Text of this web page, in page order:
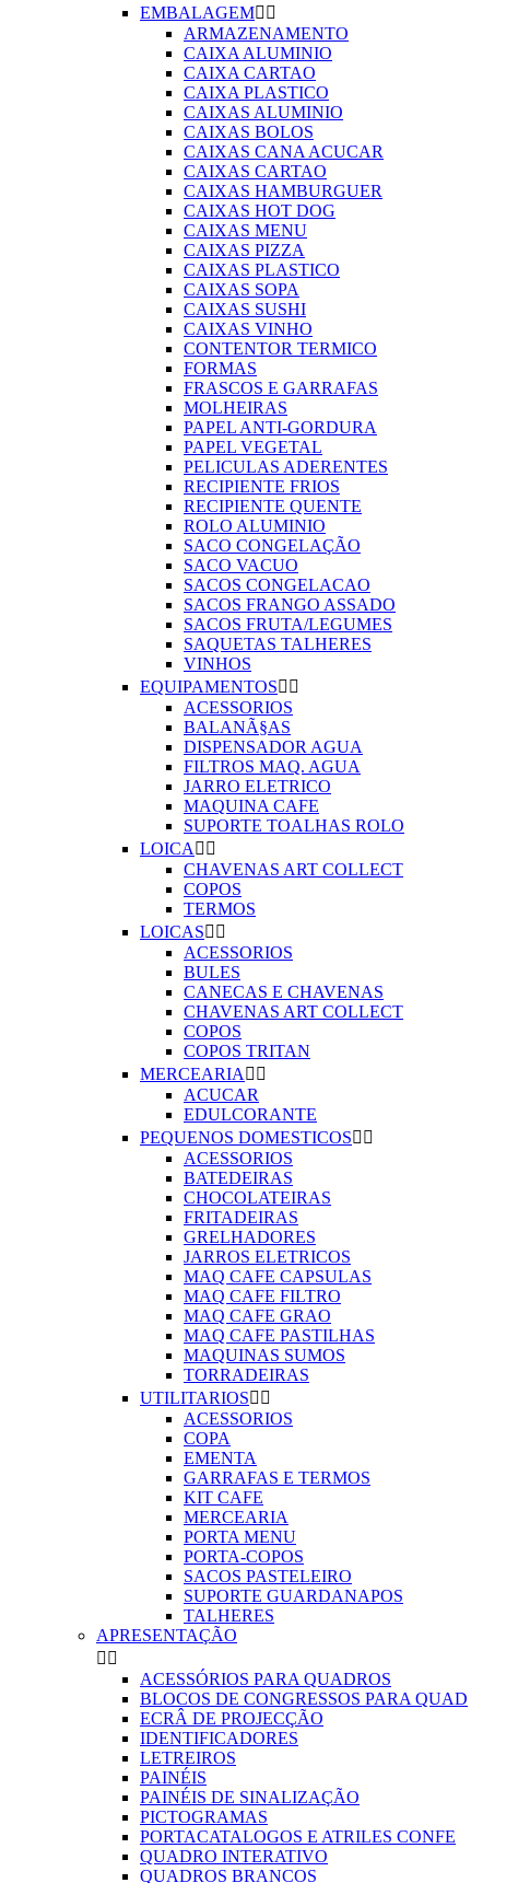
EMBALAGEM 
ARMAZENAMENTO
CAIXA ALUMINIO
CAIXA CARTAO
CAIXA PLASTICO
CAIXAS ALUMINIO
CAIXAS BOLOS
CAIXAS CANA ACUCAR
CAIXAS CARTAO
CAIXAS HAMBURGUER
CAIXAS HOT DOG
CAIXAS MENU
CAIXAS PIZZA
CAIXAS PLASTICO
CAIXAS SOPA
CAIXAS SUSHI
CAIXAS VINHO
CONTENTOR TERMICO
FORMAS
FRASCOS E GARRAFAS
MOLHEIRAS
PAPEL ANTI-GORDURA
PAPEL VEGETAL
PELICULAS ADERENTES
RECIPIENTE FRIOS
RECIPIENTE QUENTE
ROLO ALUMINIO
SACO CONGELAÇÃO
SACO VACUO
SACOS CONGELACAO
SACOS FRANGO ASSADO
SACOS FRUTA/LEGUMES
SAQUETAS TALHERES
VINHOS
EQUIPAMENTOS 
ACESSORIOS
BALANÃ§AS
DISPENSADOR AGUA
FILTROS MAQ. AGUA
JARRO ELETRICO
MAQUINA CAFE
SUPORTE TOALHAS ROLO
LOICA  
CHAVENAS ART COLLECT
COPOS
TERMOS
LOICAS 
ACESSORIOS
BULES
CANECAS E CHAVENAS
CHAVENAS ART COLLECT
COPOS
COPOS TRITAN
MERCEARIA  
ACUCAR
EDULCORANTE
PEQUENOS DOMESTICOS 
ACESSORIOS
BATEDEIRAS
CHOCOLATEIRAS
FRITADEIRAS
GRELHADORES
JARROS ELETRICOS
MAQ CAFE CAPSULAS
MAQ CAFE FILTRO
MAQ CAFE GRAO
MAQ CAFE PASTILHAS
MAQUINAS SUMOS
TORRADEIRAS
UTILITARIOS 
ACESSORIOS
COPA
EMENTA
GARRAFAS E TERMOS
KIT CAFE
MERCEARIA
PORTA MENU
PORTA-COPOS
SACOS PASTELEIRO
SUPORTE GUARDANAPOS
TALHERES
APRESENTAÇÃO
 
ACESSÓRIOS PARA QUADROS
BLOCOS DE CONGRESSOS PARA QUAD
ECRÂ DE PROJECÇÃO
IDENTIFICADORES
LETREIROS
PAINÉIS
PAINÉIS DE SINALIZAÇÃO
PICTOGRAMAS
PORTACATALOGOS E ATRILES CONFE
QUADRO INTERATIVO
QUADROS BRANCOS